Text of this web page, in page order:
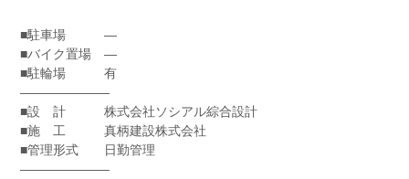
■駐車場 ―
■バイク置場 ―
■駐輪場 有
―――――――
■設 計 株式会社ソシアル綜合設計
■施 工 真柄建設株式会社
■管理形式 日勤管理
―――――――